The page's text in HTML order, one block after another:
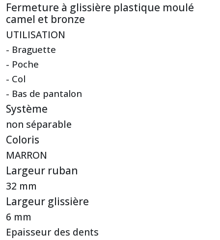
Fermeture à glissière plastique moulé
camel et bronze
UTILISATION
- Braguette
- Poche
- Col
- Bas de pantalon
Système
non séparable
Coloris
MARRON
Largeur ruban
32 mm
Largeur glissière
6 mm
Epaisseur des dents